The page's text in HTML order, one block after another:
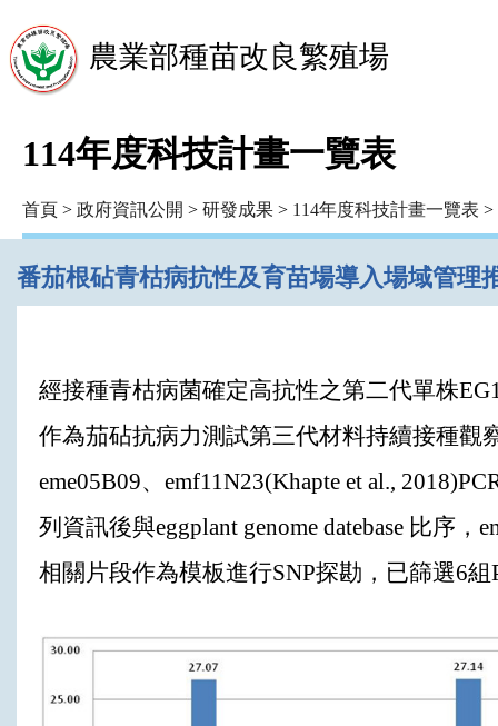
農業部種苗改良繁殖場
114年度科技計畫一覽表
首頁 > 政府資訊公開 > 研發成果 > 114年度科技計畫一覽表 >
番茄根砧青枯病抗性及育苗場導入場域管理
經接種青枯病菌確定高抗性之第二代單株
作為茄砧抗病力測試第三代材料持續接種觀
eme05B09、emf11N23(Khapte et al.,
列資訊後與eggplant genome datebase 比序，
相關片段作為模板進行SNP探勘，已篩選6